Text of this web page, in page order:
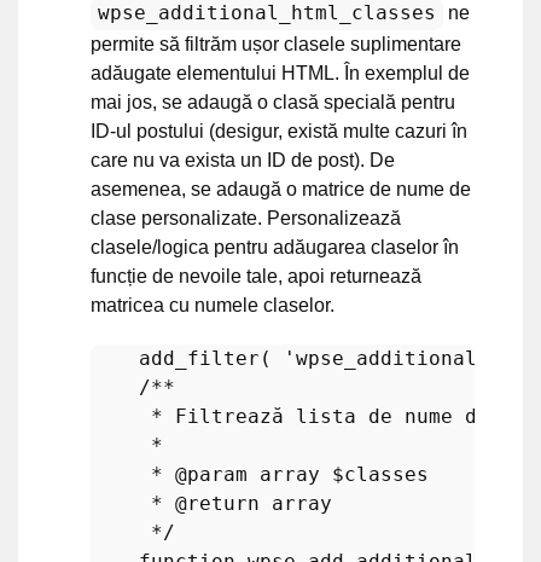
wpse_additional_html_classes
ne
permite să filtrăm ușor clasele suplimentare
adăugate elementului HTML. În exemplul de
mai jos, se adaugă o clasă specială pentru
ID-ul postului (desigur, există multe cazuri în
care nu va exista un ID de post). De
asemenea, se adaugă o matrice de nume de
clase personalizate. Personalizează
clasele/logica pentru adăugarea claselor în
funcție de nevoile tale, apoi returnează
matricea cu numele claselor.
add_filter (
/**
* Filtrează lista de nume de
     *
     *
@param array $classes
     *
@return array
     */